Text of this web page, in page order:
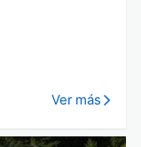
Ver más